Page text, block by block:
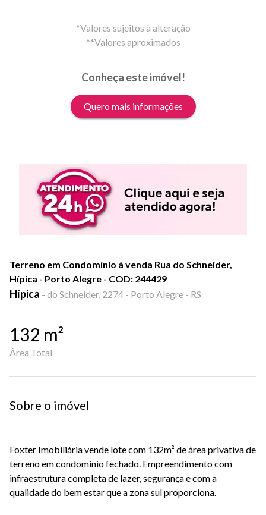
*Valores sujeitos à alteração
**Valores aproximados
Conheça este imóvel!
Quero mais informações
Terreno em Condomínio à venda Rua do Schneider,
Hípica - Porto Alegre - COD: 244429
Hípica - do Schneider, 2274 - Porto Alegre - RS
132 m²
Área Total
Sobre o imóvel
Foxter Imobiliária vende lote com 132m² de área privativa de
terreno em condomínio fechado. Empreendimento com
infraestrutura completa de lazer, segurança e com a
qualidade do bem estar que a zona sul proporciona.